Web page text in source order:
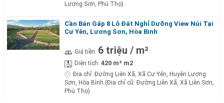
Lương Sơn, Phú Thọ)
Cần Bán Gấp 8 Lô Đất Nghỉ Dưỡng View Núi Tại
Cư Yên, Lương Sơn, Hòa Bình
Giá tiền: 6 triệu / m²
Diện tích: 420 m² m2
Địa chỉ: Đường Liên Xã, Xã Cư Yên, Huyện Lương
Sơn, Hòa Bình (Địa chỉ cũ: Đường Liên Xã, Xã Liên Sơn,
Phú Thọ)